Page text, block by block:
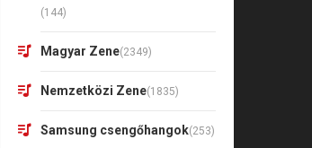
(144)
Magyar Zene(2349)
Nemzetközi Zene(1835)
Samsung csengőhangok(253)